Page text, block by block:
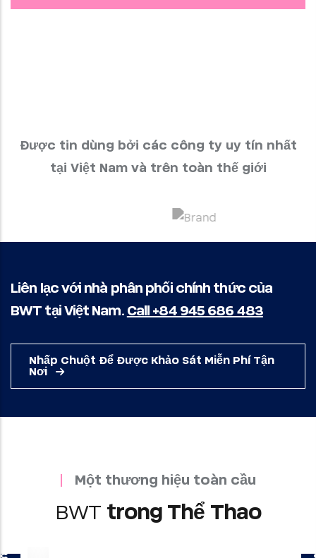
Được tin dùng bởi các công ty uy tín nhất
tại Việt Nam và trên toàn thế giới
Liên lạc với nhà phân phối chính thức của
BWT tại Việt Nam. Call +84 945 686 483
Nhấp Chuột Để Được Khảo Sát Miễn Phí Tận
Nơi
Một thương hiệu toàn cầu
BWT trong Thể Thao